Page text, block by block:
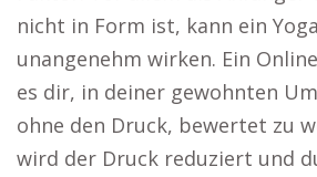
nicht in Form ist, kann ein
unangenehm wirken. Ein
es dir, in deiner gewohnten
ohne den Druck, bewertet zu
wird der Druck reduziert und